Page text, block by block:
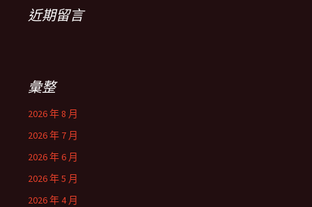
近期留言
彙整
2026 年 8 月
2026 年 7 月
2026 年 6 月
2026 年 5 月
2026 年 4 月